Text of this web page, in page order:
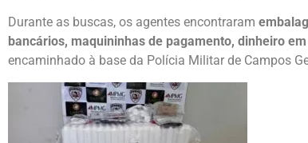
Durante as buscas, os agentes encontraram
bancários, maquininhas de pagamento, dinheiro
encaminhado à base da Polícia Militar de Campos